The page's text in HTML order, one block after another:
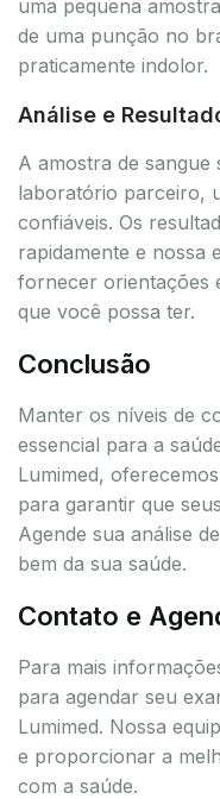
uma pequena
de uma punção no
praticamente indolor.
Análise e
A amostra de sangue
laboratório parceiro,
confiáveis. Os
rapidamente e nossa
fornecer orientações
que você possa ter.
Conclusão
Manter os níveis de
essencial para a
Lumimed,
para garantir que
Agende sua análise
bem da sua saúde.
Contato e
Para mais
para agendar seu
Lumimed. Nossa
e proporcionar a
com a saúde.